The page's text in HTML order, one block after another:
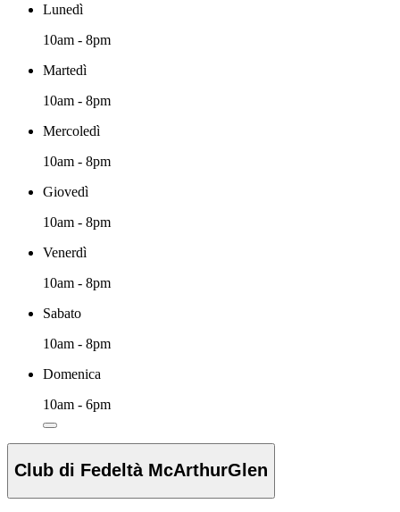
Lunedì
10am - 8pm
Martedì
10am - 8pm
Mercoledì
10am - 8pm
Giovedì
10am - 8pm
Venerdì
10am - 8pm
Sabato
10am - 8pm
Domenica
10am - 6pm
Club di Fedeltà McArthurGlen